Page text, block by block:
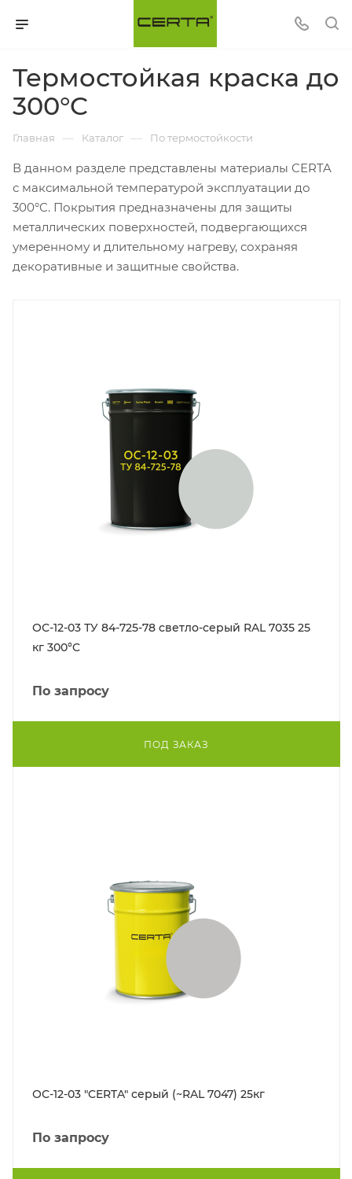
Термостойкая краска до
300°C
Главная — Каталог — По термостойкости
В данном разделе представлены материалы CERTA
с максимальной температурой эксплуатации до
300°C. Покрытия предназначены для защиты
металлических поверхностей, подвергающихся
умеренному и длительному нагреву, сохраняя
декоративные и защитные свойства.
ОС-12-03 ТУ 84-725-78 светло-серый RAL 7035 25
кг 300°C
По запросу
ПОД ЗАКАЗ
ОС-12-03 "CERTA" серый (~RAL 7047) 25кг
По запросу